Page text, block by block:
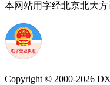
本网站用字经北京北大
Copyright © 2000-2026